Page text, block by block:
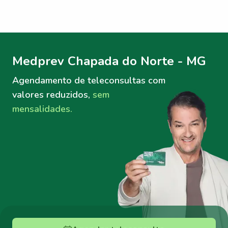
Medprev Chapada do Norte - MG
Agendamento de teleconsultas com
valores reduzidos, sem
mensalidades.